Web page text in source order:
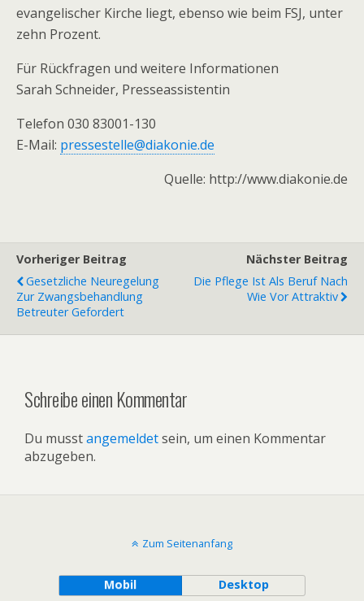
evangelischer Kirche liegt, ebenso wie beim FSJ, unter
zehn Prozent.
Für Rückfragen und weitere Informationen
Sarah Schneider, Presseassistentin
Telefon 030 83001-130
E-Mail: pressestelle@diakonie.de
Quelle: http://www.diakonie.de
Vorheriger Beitrag
Gesetzliche Neuregelung
Zur Zwangsbehandlung
Betreuter Gefordert
Nächster Beitrag
Die Pflege Ist Als Beruf Nach
Wie Vor Attraktiv
Schreibe einen Kommentar
Du musstangemeldetsein, um einen Kommentar
abzugeben.
Zum Seitenanfang
Mobil Desktop